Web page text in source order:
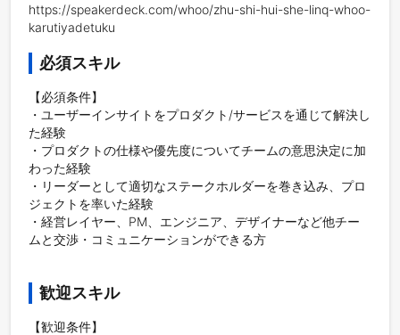
https://speakerdeck.com/whoo/zhu-shi-hui-she-linq-whoo-
karutiyadetuku
必須スキル
【必須条件】
・ユーザーインサイトをプロダクト/サービスを通じて解決し
た経験
・プロダクトの仕様や優先度についてチームの意思決定に加
わった経験
・リーダーとして適切なステークホルダーを巻き込み、プロ
ジェクトを率いた経験
・経営レイヤー、PM、エンジニア、デザイナーなど他チー
ムと交渉・コミュニケーションができる方
歓迎スキル
【歓迎条件】